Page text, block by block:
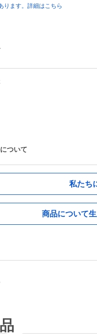
ります。詳細はこちら
ついて
私たち
商品について